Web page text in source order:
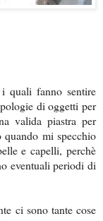
quali fanno sentire
di oggetti per
valida piastra per
mi specchio
e capelli, perchè
eventuali periodi di
ci sono tante cose